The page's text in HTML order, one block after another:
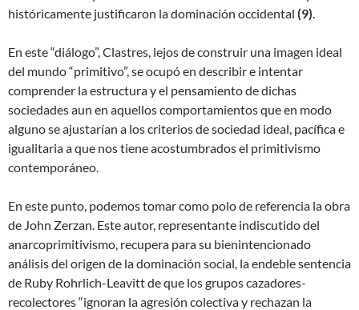
históricamente justificaron la dominación occidental (9).
En este “diálogo”, Clastres, lejos de construir una imagen ideal
del mundo “primitivo”, se ocupó en describir e intentar
comprender la estructura y el pensamiento de dichas
sociedades aun en aquellos comportamientos que en modo
alguno se ajustarían a los criterios de sociedad ideal, pacífica e
igualitaria a que nos tiene acostumbrados el primitivismo
contemporáneo.
En este punto, podemos tomar como polo de referencia la obra
de John Zerzan. Este autor, representante indiscutido del
anarcoprimitivismo, recupera para su bienintencionado
análisis del origen de la dominación social, la endeble sentencia
de Ruby Rohrlich-Leavitt de que los grupos cazadores-
recolectores “ignoran la agresión colectiva y rechazan la